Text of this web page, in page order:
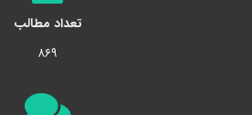
تعداد مطالب
۸۶۹